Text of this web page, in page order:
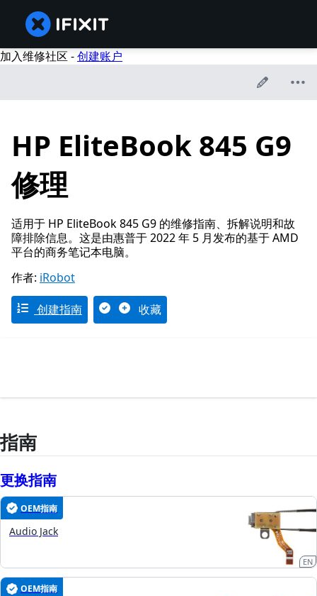
加入维修社区 -创建账户
HP EliteBook 845 G9
修理
适用于 HP EliteBook 845 G9 的维修指南、拆解说明和故
障排除信息。这是由惠普于 2022 年 5 月发布的基于 AMD
平台的商务笔记本电脑。
作者: iRobot
创建指南 收藏
指南
更换指南
OEM指南
Audio Jack
EN
OEM指南